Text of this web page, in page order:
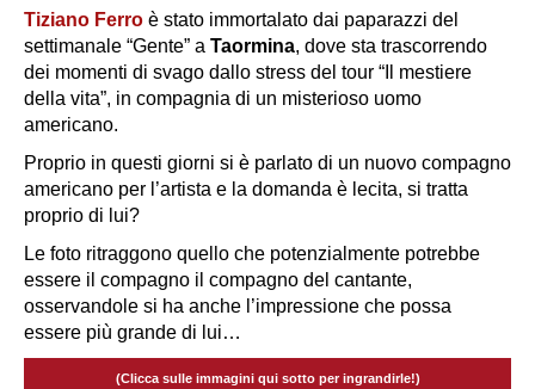
Tiziano Ferro è stato immortalato dai paparazzi del
settimanale “Gente” a Taormina, dove sta trascorrendo
dei momenti di svago dallo stress del tour “Il mestiere
della vita”, in compagnia di un misterioso uomo
americano.
Proprio in questi giorni si è parlato di un nuovo compagno
americano per l’artista e la domanda è lecita, si tratta
proprio di lui?
Le foto ritraggono quello che potenzialmente potrebbe
essere il compagno il compagno del cantante,
osservandole si ha anche l’impressione che possa
essere più grande di lui…
(Clicca sulle immagini qui sotto per ingrandirle!)